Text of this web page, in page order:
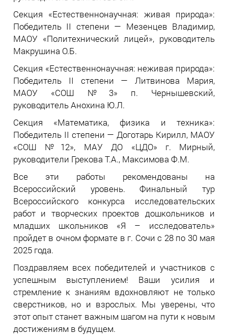
Секция «Естественнонаучная: живая природа»:
Победитель II степени — Мезенцев Владимир,
МАОУ «Политехнический лицей», руководитель
Макрушина О.Б.
Секция «Естественнонаучная: неживая природа»:
Победитель II степени — Литвинова Мария,
МАОУ «СОШ №3» п. Чернышевский,
руководитель Анохина Ю.Л.
Секция «Математика, физика и техника»:
Победитель II степени — Доготарь Кирилл, МАОУ
«СОШ №12», МАУ ДО «ЦДО» г. Мирный,
руководители Грекова Т.А., Максимова Ф.М.
Все эти работы рекомендованы на
Всероссийский уровень. Финальный тур
Всероссийского конкурса исследовательских
работ и творческих проектов дошкольников и
младших школьников «Я – исследователь»
пройдет в очном формате в г. Сочи с 28 по 30 мая
2025 года.
Поздравляем всех победителей и участников с
успешным выступлением! Ваши усилия и
стремление к знаниям вдохновляют не только
сверстников, но и взрослых. Мы уверены, что
этот опыт станет важным шагом на пути к новым
достижениям в будущем.